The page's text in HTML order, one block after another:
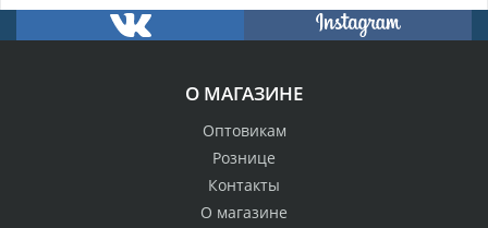
О МАГАЗИНЕ
Оптовикам
Рознице
Контакты
О магазине